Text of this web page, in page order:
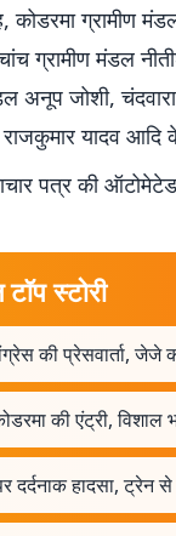
ग्रामीण
ग्रामीण मंडल
अनूप जोशी,
यादव आदि
पत्र की
स्टोरी
की प्रेसवार्ता, जेजे
की एंट्री, विशाल
दर्दनाक हादसा, ट्रेन